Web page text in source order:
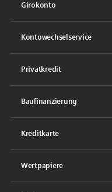
Girokonto
Kontowechselservice
Privatkredit
Baufinanzierung
Kreditkarte
Wertpapiere